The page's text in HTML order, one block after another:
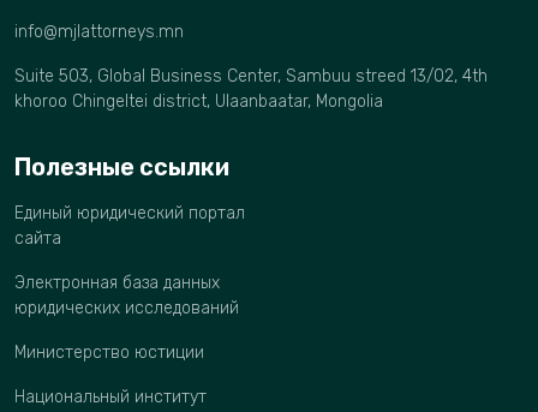
info@mjlattorneys.mn
Suite 503, Global Business Center, Sambuu streed 13/02, 4th
khoroo Chingeltei district, Ulaanbaatar, Mongolia
Полезные ссылки
Единый юридический портал
сайта
Электронная база данных
юридических исследований
Министерство юстиции
Национальный институт